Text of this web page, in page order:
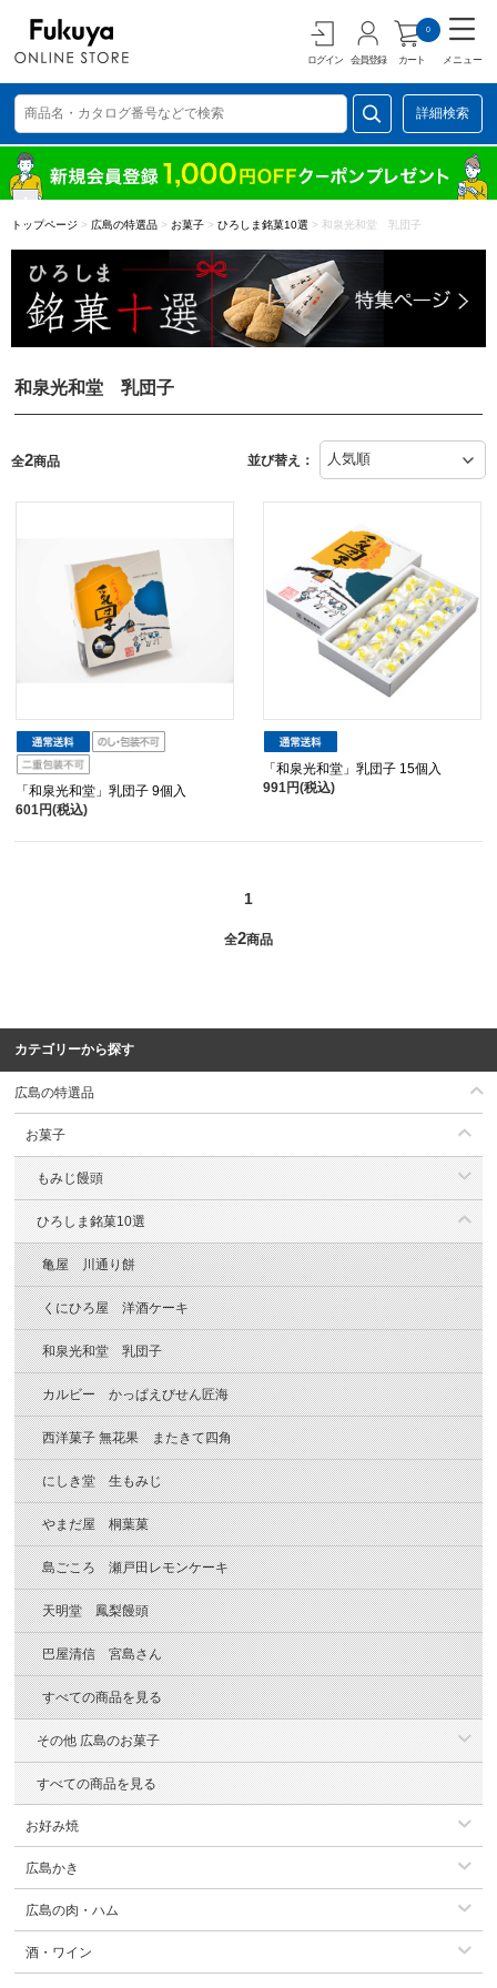
ログイン 会員登録 カート
0
メニュー
詳細検索
トップページ > 広島の特選品 > お菓子 > ひろしま銘菓10選 > 和泉光和堂 乳団子
和泉光和堂 乳団子
全2商品 並び替え：
「和泉光和堂」乳団子 9個入
601円(税込)
「和泉光和堂」乳団子 15個入
991円(税込)
1
全2商品
カテゴリーから探す
広島の特選品
お菓子
もみじ饅頭
ひろしま銘菓10選
亀屋 川通り餅
くにひろ屋 洋酒ケーキ
和泉光和堂 乳団子
カルビー かっぱえびせん匠海
西洋菓子 無花果 またきて四角
にしき堂 生もみじ
やまだ屋 桐葉菓
島ごころ 瀬戸田レモンケーキ
天明堂 鳳梨饅頭
巴屋清信 宮島さん
すべての商品を見る
その他 広島のお菓子
すべての商品を見る
お好み焼
広島かき
広島の肉・ハム
酒・ワイン